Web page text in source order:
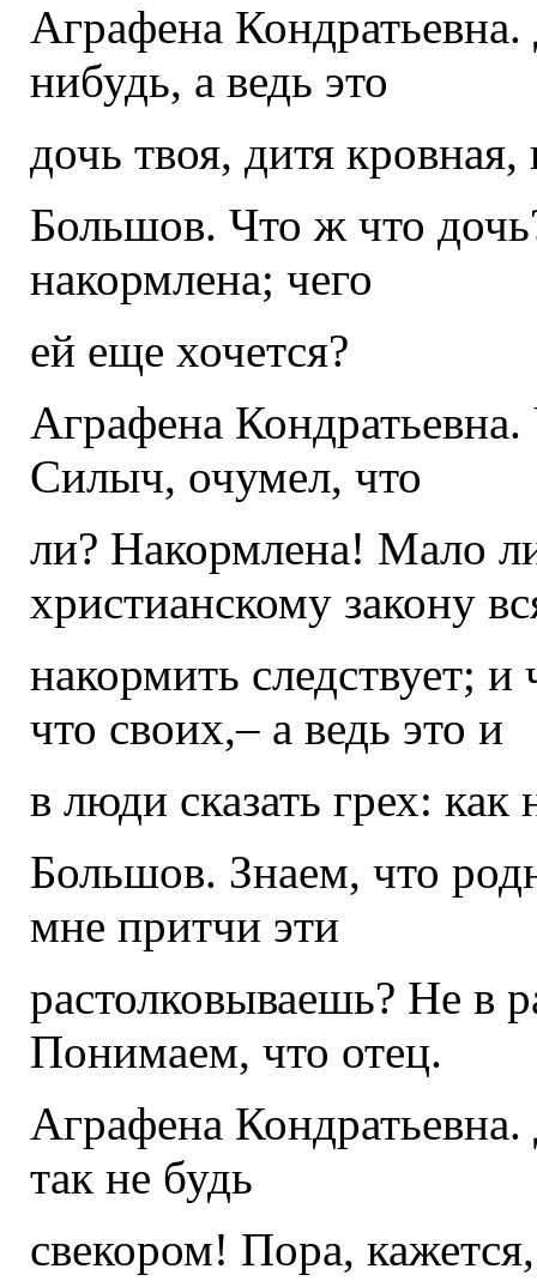
Аграфена
нибудь, а ведь это
дочь твоя, дитя
Большов. Что ж что
накормлена; чего
ей еще хочется?
Аграфена
Силыч, очумел, что
ли? Накормлена! Мало
христианскому закону
накормить следствует;
что своих,– а ведь это и
в люди сказать грех:
Большов. Знаем, что
мне притчи эти
растолковываешь? Не в
Понимаем, что отец.
Аграфена
так не будь
свекором! Пора,